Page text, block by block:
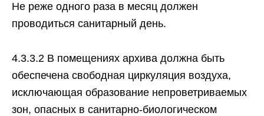
Не реже одного раза в месяц должен
проводиться санитарный день.
4.3.3.2 В помещениях архива должна быть
обеспечена свободная циркуляция воздуха,
исключающая образование непроветриваемых
зон, опасных в санитарно-биологическом